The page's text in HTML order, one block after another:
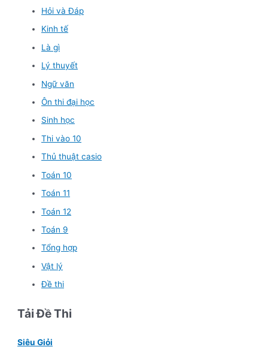
Hỏi và Đáp
Kinh tế
Là gì
Lý thuyết
Ngữ văn
Ôn thi đại học
Sinh học
Thi vào 10
Thủ thuật casio
Toán 10
Toán 11
Toán 12
Toán 9
Tổng hợp
Vật lý
Đề thi
Tải Đề Thi
Siêu Giỏi